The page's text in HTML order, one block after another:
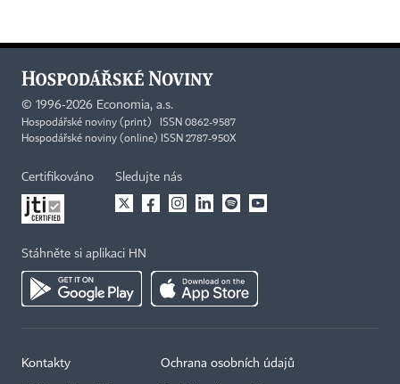
© 1996-2026 Economia, a.s.
Hospodářské noviny (print) ISSN 0862-9587
Hospodářské noviny (online) ISSN 2787-950X
Certifikováno Sledujte nás
Stáhněte si aplikaci HN
Kontakty Ochrana osobních údajů